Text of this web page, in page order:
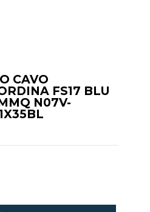
CAVO
FS17 BLU
N07V-